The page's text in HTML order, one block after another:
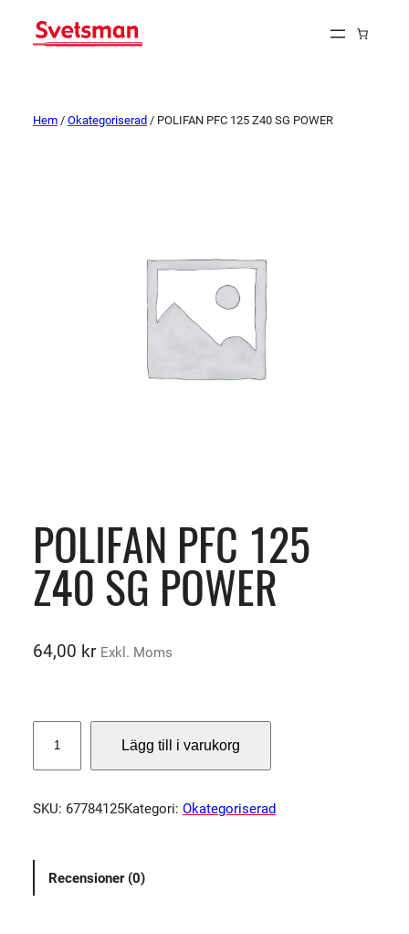
Hem / Okategoriserad / POLIFAN PFC 125 Z40 SG POWER
POLIFAN PFC 125
Z40 SG POWER
64,00 kr Exkl. Moms
L
F
N
Lägg till i varukorg
SKU: 67784125Kategori: Okategoriserad
Recensioner (0)